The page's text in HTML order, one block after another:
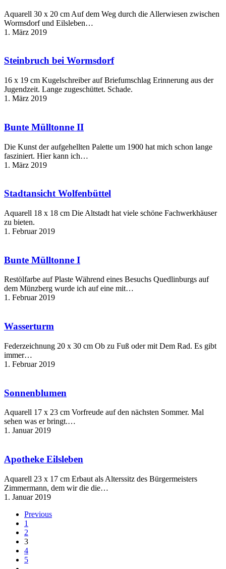
Aquarell 30 x 20 cm Auf dem Weg durch die Allerwiesen zwischen
Wormsdorf und Eilsleben…
1. März 2019
Wormsdorf
Steinbruch bei Wormsdorf
16 x 19 cm Kugelschreiber auf Briefumschlag Erinnerung aus der
Jugendzeit. Lange zugeschüttet. Schade.
1. März 2019
II
Bunte Mülltonne II
Die Kunst der aufgehellten Palette um 1900 hat mich schon lange
fasziniert. Hier kann ich…
1. März 2019
Stadtansicht Wolfenbüttel
Aquarell 18 x 18 cm Die Altstadt hat viele schöne Fachwerkhäuser
zu bieten.
1. Februar 2019
IBunte Mülltonne I
Restölfarbe auf Plaste Während eines Besuchs Quedlinburgs auf
dem Münzberg wurde ich auf eine mit…
1. Februar 2019
Wasserturm
Federzeichnung 20 x 30 cm Ob zu Fuß oder mit Dem Rad. Es gibt
immer…
1. Februar 2019
Sonnenblumen
Aquarell 17 x 23 cm Vorfreude auf den nächsten Sommer. Mal
sehen was er bringt.…
1. Januar 2019
Apotheke Eilsleben
Aquarell 23 x 17 cm Erbaut als Alterssitz des Bürgermeisters
Zimmermann, dem wir die die…
1. Januar 2019
Previous
1
2
3
4
5